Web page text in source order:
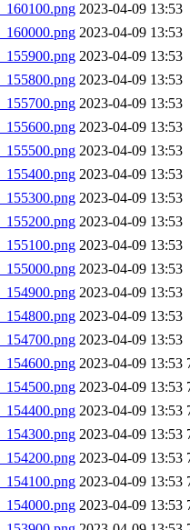
2023-04-09 13:53
2023-04-09 13:53
2023-04-09 13:53
2023-04-09 13:53
2023-04-09 13:53
2023-04-09 13:53
2023-04-09 13:53
2023-04-09 13:53
2023-04-09 13:53
2023-04-09 13:53
2023-04-09 13:53
2023-04-09 13:53
2023-04-09 13:53
2023-04-09 13:53
2023-04-09 13:53
2023-04-09 13:53
2023-04-09 13:53
2023-04-09 13:53
2023-04-09 13:53
2023-04-09 13:53
2023-04-09 13:53
2023-04-09 13:53